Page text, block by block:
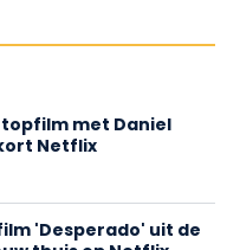
topfilm met Daniel
Netflix
'Desperado' uit de